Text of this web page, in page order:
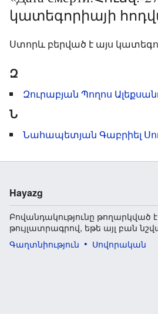
կատեգորիայի
Ստորև բերված է այս
Զ
Զուրաբյան Պողոս
Ն
Նահապետյան Գաբրիել
Hayazg
Բովանդակությունը թողարկված է
թույլատրագրով, եթե այլ բան
Գաղտնիություն
Սովորական